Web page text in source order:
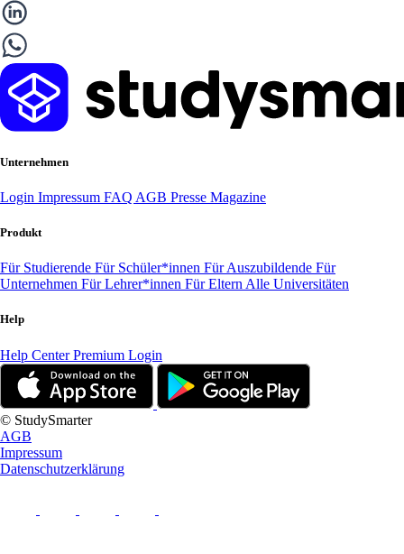
Unternehmen
Login Impressum FAQ AGB Presse Magazine
Produkt
Für Studierende Für Schüler*innen Für Auszubildende Für
Unternehmen Für Lehrer*innen Für Eltern Alle Universitäten
Help
Help CenterPremium Login
© StudySmarter
AGB
Impressum
Datenschutzerklärung